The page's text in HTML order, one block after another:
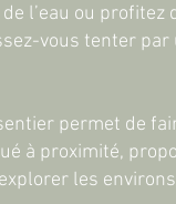
l’eau ou profitez
vous tenter
permet de
à proximité,
les